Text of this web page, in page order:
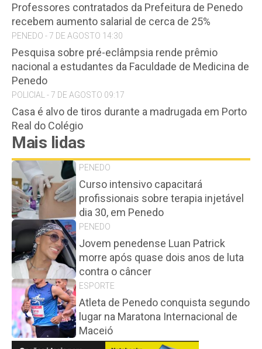
Professores contratados da Prefeitura de Penedo
recebem aumento salarial de cerca de 25%
PENEDO - 7 DE AGOSTO 14:30
Pesquisa sobre pré-eclâmpsia rende prêmio
nacional a estudantes da Faculdade de Medicina de
Penedo
POLICIAL - 7 DE AGOSTO 09:17
Casa é alvo de tiros durante a madrugada em Porto
Real do Colégio
Mais lidas
PENEDO
Curso intensivo capacitará
profissionais sobre terapia injetável
dia 30, em Penedo
PENEDO
Jovem penedense Luan Patrick
morre após quase dois anos de luta
contra o câncer
ESPORTE
Atleta de Penedo conquista segundo
lugar na Maratona Internacional de
Maceió